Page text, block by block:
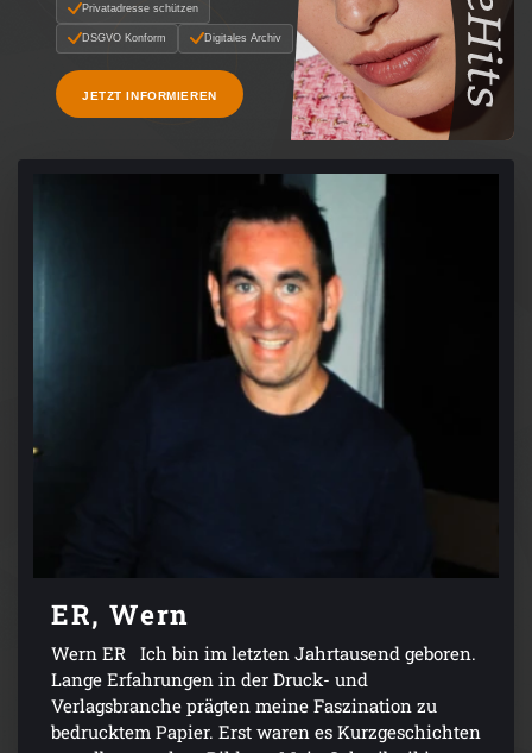
Privatadresse schützen
DSGVO Konform Digitales Archiv
JETZT INFORMIEREN
ER, Wern
Wern ER Ich bin im letzten Jahrtausend geboren.
Lange Erfahrungen in der Druck- und
Verlagsbranche prägten meine Faszination zu
bedrucktem Papier. Erst waren es Kurzgeschichten